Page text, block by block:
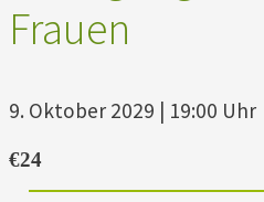
Frauen
9. Oktober 2029 | 19:00 Uhr
€24